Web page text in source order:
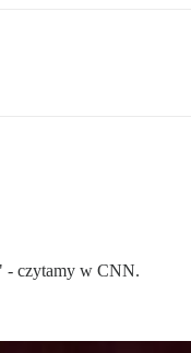
- czytamy w CNN.